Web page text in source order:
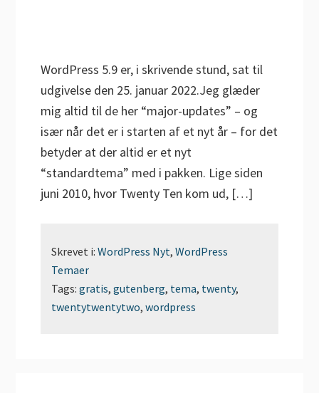
WordPress 5.9 er, i skrivende stund, sat til
udgivelse den 25. januar 2022.Jeg glæder
mig altid til de her “major-updates” – og
især når det er i starten af et nyt år – for det
betyder at der altid er et nyt
“standardtema” med i pakken. Lige siden
juni 2010, hvor Twenty Ten kom ud, […]
Skrevet i:WordPress Nyt,WordPress
Temaer
Tags:gratis,gutenberg, tema, twenty,
twentytwentytwo,wordpress